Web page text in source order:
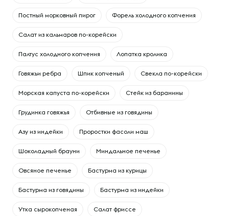
Постный морковный пирог Форель холодного копчения
Салат из кальмаров по-корейски
Палтус холодного копчения Лопатка кролика
Говяжьи ребра Шпик копченый Свекла по-корейски
Морская капуста по-корейски Cтейк из баранины
Грудинка говяжья Отбивные из говядины
Азу из индейки Проростки фасоли маш
Шоколадный брауни Миндальное печенье
Овсяное печенье Бастурма из курицы
Бастурма из говядины Бастурма из индейки
Утка сырокопченая Салат фриссе